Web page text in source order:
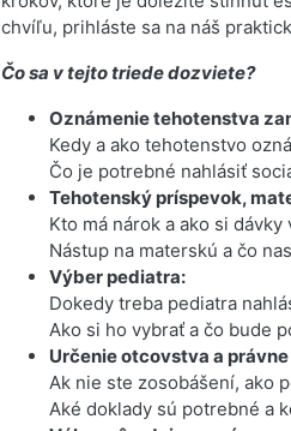
chvíľu, prihláste sa na náš
Čo sa v tejto triede dozviete?
Oznámenie tehotenstva
Kedy a ako tehotenstvo
Čo je potrebné nahlásiť
Tehotenský príspevok,
Kto má nárok a ako si dávky
Nástup na materskú a čo
Výber pediatra:
Dokedy treba pediatra
Ako si ho vybrať a čo bude
Určenie otcovstva a
Ak nie ste zosobášení, ako
Aké doklady sú potrebné a